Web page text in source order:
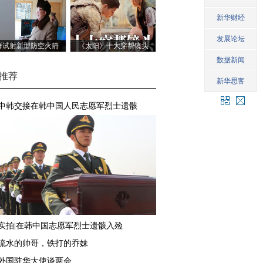
试射新型防空火箭 《太阳》十大穿帮镜头
荐
韩交接在韩中国人民志愿军烈士遗骸
拍|在韩中国志愿军烈士遗骸入殓
水的帅哥，铁打的乔妹
国驻华大使谈两会